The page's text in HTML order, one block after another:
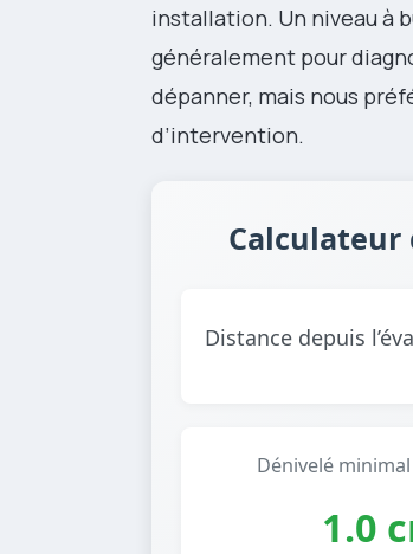
installation. Un niveau à
généralement pour
dépanner, mais nous
d’intervention.
Calculateur
Distance depuis
Dénivelé
1.0